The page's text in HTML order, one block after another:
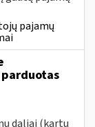
pajamų
daliai (kartu